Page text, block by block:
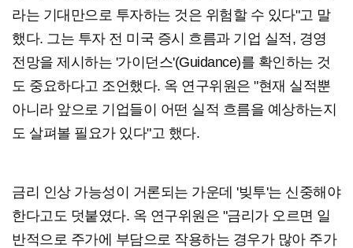
라는 기대만으로 투자하는 것은 위험할 수 있다"고 말
했다. 그는 투자 전 미국 증시 흐름과 기업 실적, 경영
전망을 제시하는 '가이던스'(Guidance)를 확인하는 것
도 중요하다고 조언했다. 옥 연구위원은 "현재 실적뿐
아니라 앞으로 기업들이 어떤 실적 흐름을 예상하는지
도 살펴볼 필요가 있다"고 했다.
금리 인상 가능성이 거론되는 가운데 '빚투'는 신중해야
한다고도 덧붙였다. 옥 연구위원은 "금리가 오르면 일
반적으로 주가에 부담으로 작용하는 경우가 많아 주가